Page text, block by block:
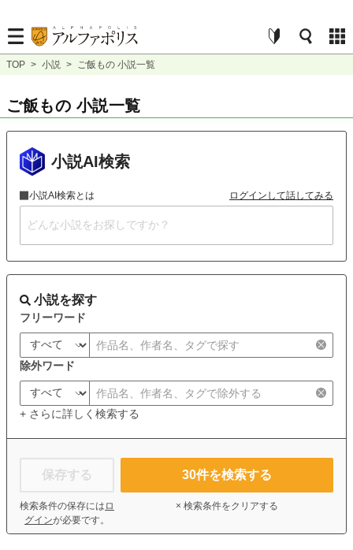
TOP > 小説 > ご飯もの 小説一覧
ご飯もの 小説一覧
小説AI検索
小説AI検索とは ログインして話してみる
小説を探す
フリーワード
除外ワード
+ さらに詳しく検索する
保存する
検索条件の保存には ロ
グインが必要です。
30件を検索する
× 検索条件をクリアする